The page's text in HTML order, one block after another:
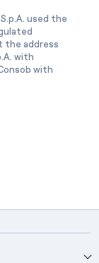
used the
the address
with
with